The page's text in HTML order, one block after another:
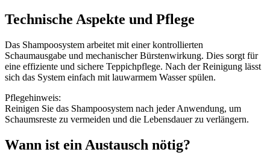
Technische Aspekte und Pflege
Das Shampoosystem arbeitet mit einer kontrollierten
Schaumausgabe und mechanischer Bürstenwirkung. Dies sorgt für
eine effiziente und sichere Teppichpflege. Nach der Reinigung lässt
sich das System einfach mit lauwarmem Wasser spülen.
Pflegehinweis:
Reinigen Sie das Shampoosystem nach jeder Anwendung, um
Schaumsreste zu vermeiden und die Lebensdauer zu verlängern.
Wann ist ein Austausch nötig?